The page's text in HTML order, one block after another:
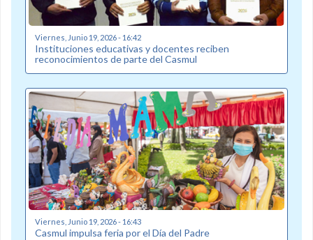
Viernes, Junio 19, 2026 - 16:42
Instituciones educativas y docentes reciben
reconocimientos de parte del Casmul
Viernes, Junio 19, 2026 - 16:43
Casmul impulsa feria por el Día del Padre